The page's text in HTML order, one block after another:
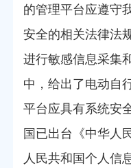
的管理平台应遵守
安全的相关法律法
进行敏感信息采集
中，给出了电动自
平台应具有系统安
国已出台《中华人
人民共和国个人信